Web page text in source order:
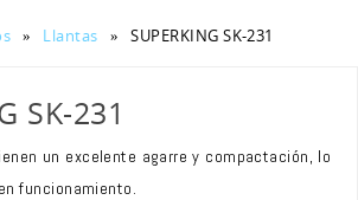
» Llantas » SUPERKING SK-231
SK-231
un excelente agarre y compactación, lo
funcionamiento.